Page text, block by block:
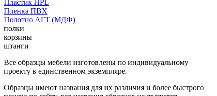
Пластик HPL
Пленка ПВХ
Полотно АГТ (МДФ)
полки
корзины
штанги
Все образцы мебели изготовлены по индивидуальному
проекту в единственном экземпляре.
Образцы имеют названия для их различия и более быстрого